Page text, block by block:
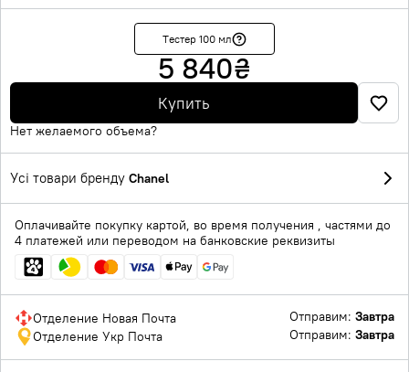
Тестер 100 мл
5 840₴
Купить
Нет желаемого объема?
Усі товари бренду Chanel
Оплачивайте покупку картой, во время получения , частями до
4 платежей или переводом на банковские реквизиты
Отделение Новая Почта Отправим: Завтра
Отделение Укр Почта
Отправим: Завтра